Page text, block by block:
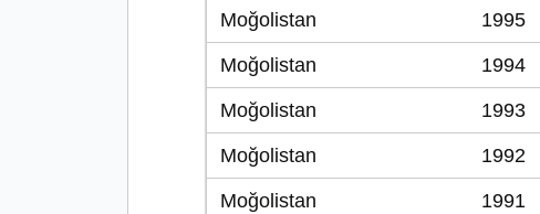
Moğolistan 1995
Moğolistan 1994
Moğolistan 1993
Moğolistan 1992
Moğolistan 1991